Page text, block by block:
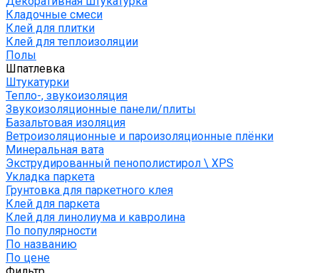
Кладочные смеси
Клей для плитки
Клей для теплоизоляции
Полы
Шпатлевка
Штукатурки
Тепло-, звукоизоляция
Звукоизоляционные панели/плиты
Базальтовая изоляция
Ветроизоляционные и пароизоляционные плёнки
Минеральная вата
Экструдированный пенополистирол \ XPS
Укладка паркета
Грунтовка для паркетного клея
Клей для паркета
Клей для линолиума и кавролина
По популярности
По названию
По цене